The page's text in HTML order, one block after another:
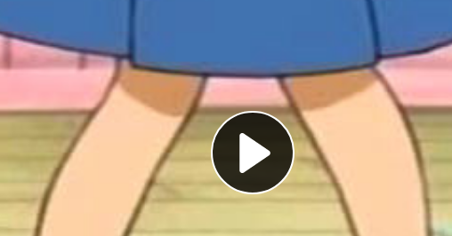
Play